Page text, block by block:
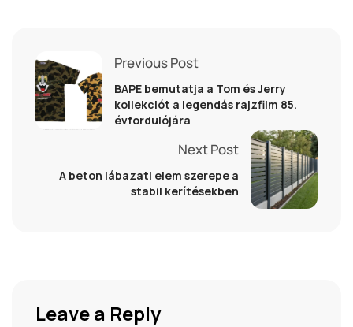
Previous Post
BAPE bemutatja a Tom és Jerry
kollekciót a legendás rajzfilm 85.
évfordulójára
Next Post
A beton lábazati elem szerepe a
stabil kerítésekben
Leave a Reply